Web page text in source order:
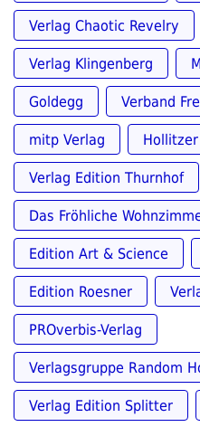
Verlag Chaotic Revelry
Verlag Klingenberg
Goldegg Verband
mitp Verlag Hollitzer
Verlag Edition Thurnhof
Das Fröhliche
Edition Art & Science
Edition Roesner
PROverbis-Verlag
Verlagsgruppe Random
Verlag Edition Splitter